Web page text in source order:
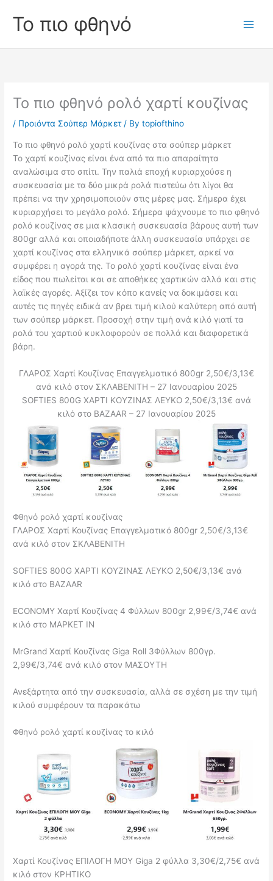
content
Το πιο φθηνό
Το πιο φθηνό ρολό χαρτί κουζίνας
/ Προιόντα Σούπερ Μάρκετ/ Bytopiofthino
Το πιο φθηνό ρολό χαρτί κουζίνας στα σούπερ μάρκετ
Το χαρτί κουζίνας είναι ένα από τα πιο απαραίτητα
αναλώσιμα στο σπίτι. Την παλιά εποχή κυριαρχούσε η
συσκευασία με τα δύο μικρά ρολά πιστεύω ότι λίγοι θα
πρέπει να την χρησιμοποιούν στις μέρες μας. Σήμερα έχει
κυριαρχήσει το μεγάλο ρολό. Σήμερα ψάχνουμε το πιο φθηνό
ρολό κουζίνας σε μια κλασική συσκευασία βάρους αυτή των
800gr αλλά και οποιαδήποτε άλλη συσκευασία υπάρχει σε
χαρτί κουζίνας στα ελληνικά σούπερ μάρκετ, αρκεί να
συμφέρει η αγορά της. Το ρολό χαρτί κουζίνας είναι ένα
είδος που πωλείται και σε αποθήκες χαρτικών αλλά και στις
λαϊκές αγορές. Αξίζει τον κόπο κανείς να δοκιμάσει και
αυτές τις πηγές ειδικά αν βρει τιμή κιλού καλύτερη από αυτή
των σούπερ μάρκετ. Προσοχή στην τιμή ανά κιλό γιατί τα
ρολά του χαρτιού κυκλοφορούν σε πολλά και διαφορετικά
βάρη.
ΓΛΑΡΟΣ Χαρτί Κουζίνας Επαγγελματικό 800gr 2,50€/3,13€
ανά κιλό στον ΣΚΛΑΒΕΝΙΤΗ – 27 Ιανουαρίου 2025
SOFTIES 800G ΧΑΡΤΙ ΚΟΥΖΙΝΑΣ ΛΕΥΚΟ 2,50€/3,13€ ανά
κιλό στο ΒΑΖΑΑR – 27 Ιανουαρίου 2025
Φθηνό ρολό χαρτί κουζίνας
ΓΛΑΡΟΣ Χαρτί Κουζίνας Επαγγελματικό 800gr 2,50€/3,13€
ανά κιλό στον ΣΚΛΑΒΕΝΙΤΗ
SOFTIES 800G ΧΑΡΤΙ ΚΟΥΖΙΝΑΣ ΛΕΥΚΟ 2,50€/3,13€ ανά
κιλό στο ΒΑΖΑΑR
ECONOMY Χαρτί Κουζίνας 4 Φύλλων 800gr 2,99€/3,74€ ανά
κιλό στο ΜΑΡΚΕΤ ΙΝ
MrGrand Χαρτί Κουζίνας Giga Roll 3Φύλλων 800γρ.
2,99€/3,74€ ανά κιλό στον ΜΑΣΟΥΤΗ
Ανεξάρτητα από την συσκευασία, αλλά σε σχέση με την τιμή
κιλού συμφέρουν τα παρακάτω
Φθηνό ρολό χαρτί κουζίνας το κιλό
Χαρτί Κουζίνας ΕΠΙΛΟΓΗ ΜΟΥ Giga 2 φύλλα 3,30€/2,75€ ανά
κιλό στον ΚΡΗΤΙΚΟ